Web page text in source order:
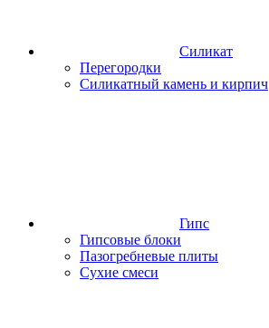
Силикат
Перегородки
Силикатный камень и кирпич
Гипс
Гипсовые блоки
Пазогребневые плиты
Сухие смеси